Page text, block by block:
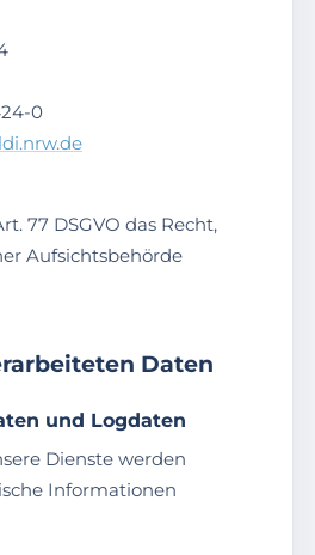
0
77 DSGVO das Recht,
Aufsichtsbehörde
Daten
und Logdaten
Dienste werden
Informationen